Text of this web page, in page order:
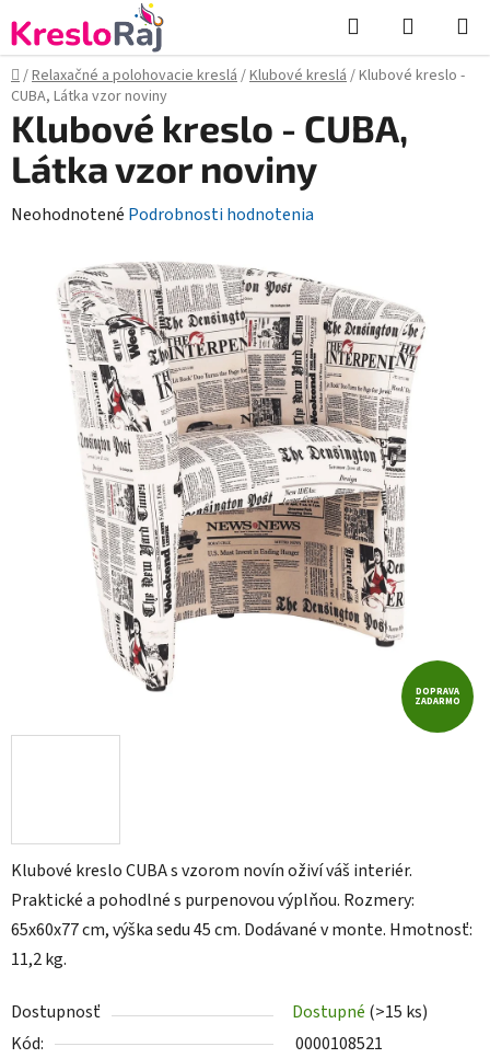
na
obsah
Hľadať
KOŠÍK
Domov
/Relaxačné a polohovacie kreslá/Klubové kreslá/Klubové kreslo -
CUBA, Látka vzor noviny
Klubové kreslo CUBA s vzorom novín oživí váš interiér.
Praktické a pohodlné s purpenovou výplňou. Rozmery:
65x60x77 cm, výška sedu 45 cm. Dodávané v monte. Hmotnosť:
11,2 kg.
Dostupnosť Dostupné (>15 ks)
Kód:
0000108521
Klubové kreslo - CUBA,
Látka vzor noviny
Priemerné
produktu
hviezdičiek.
Neohodnotené Podrobnosti hodnotenia
DOPRAVA
ZADARMO